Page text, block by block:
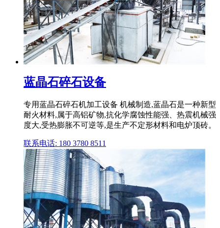
蓝晶石碎石设备
专用蓝晶石碎石机加工设备 机械制造,蓝晶石是一种新型
耐火材料,属于高铝矿物,抗化学腐蚀性能强、热震机械强
度大,受热膨胀不可逆等,是生产不定形材料和电炉顶砖。
联系电话: 180 3780 8511